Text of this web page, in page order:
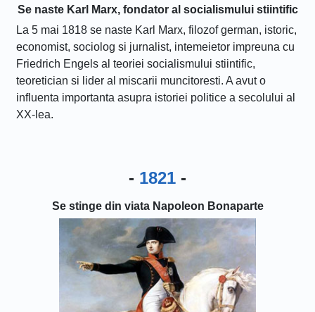
Se naste Karl Marx, fondator al socialismului stiintific
La 5 mai 1818 se naste Karl Marx, filozof german, istoric,
economist, sociolog si jurnalist, intemeietor impreuna cu
Friedrich Engels al teoriei socialismului stiintific,
teoretician si lider al miscarii muncitoresti. A avut o
influenta importanta asupra istoriei politice a secolului al
XX-lea.
- 1821 -
Se stinge din viata Napoleon Bonaparte